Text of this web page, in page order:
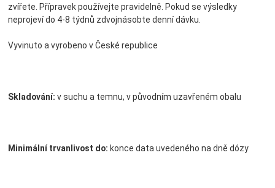
zvířete. Přípravek používejte pravidelně. Pokud se výsledky
neprojeví do 4-8 týdnů zdvojnásobte denní dávku.
Vyvinuto a vyrobeno v České republice
Skladování:v suchu a temnu, v původním uzavřeném obalu
Minimální trvanlivost do: konce data uvedeného na dně dózy